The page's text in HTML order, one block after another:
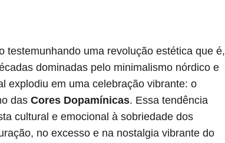
testemunhando uma revolução estética que é,
dominadas pelo minimalismo nórdico e
explodiu em uma celebração vibrante: o
das Cores Dopamínicas. Essa tendência
cultural e emocional à sobriedade dos
no excesso e na nostalgia vibrante do